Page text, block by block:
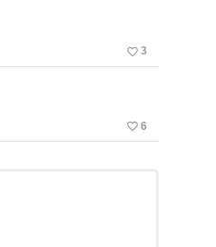
favorite_border 3
favorite_border 6